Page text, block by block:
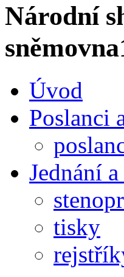
Národní
sněmovna
Úvod
Poslanci
Jednání
tisky